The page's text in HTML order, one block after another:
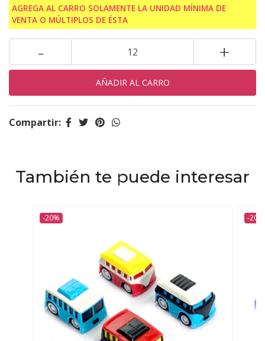
AGREGA AL CARRO SOLAMENTE LA UNIDAD MÍNIMA DE
VENTA O MÚLTIPLOS DE ÉSTA
+
-
Compartir:
También te puede interesar
-20% -20%